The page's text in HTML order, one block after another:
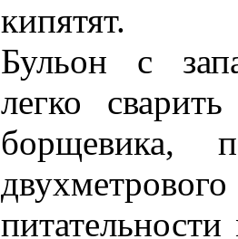
кипятят.
Бульон с
легко
борщевика,